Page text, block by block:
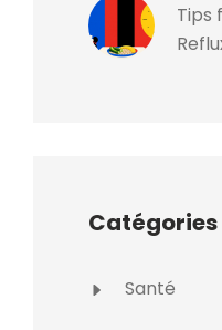
Tips
Catégories
Santé